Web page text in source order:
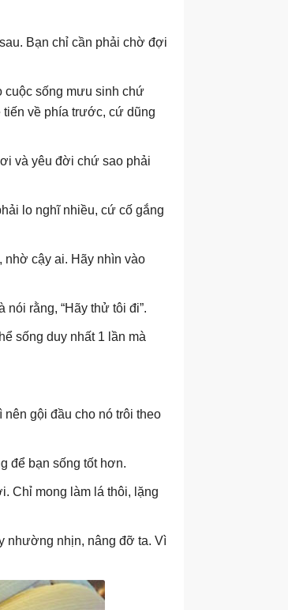
Bạn chỉ cần phải chờ đợi
cuộc sống mưu sinh chứ
tiến về phía trước, cứ dũng
và yêu đời chứ sao phải
lo nghĩ nhiều, cứ cố gắng
nhờ cậy ai. Hãy nhìn vào
rằng, “Hãy thử tôi đi”.
sống duy nhất 1 lần mà
gội đầu cho nó trôi theo
để bạn sống tốt hơn.
Chỉ mong làm lá thôi, lặng
nhường nhịn, nâng đỡ ta. Vì